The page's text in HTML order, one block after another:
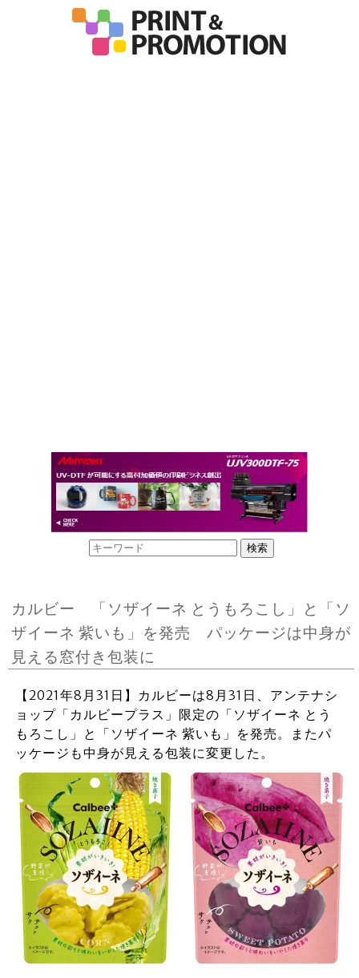
カルビー 「ソザイーネ とうもろこし」と「ソ
ザイーネ 紫いも」を発売 パッケージは中身が
見える窓付き包装に
【2021年8月31日】カルビーは8月31日、アンテナシ
ョップ「カルビープラス」限定の「ソザイーネ とう
もろこし」と「ソザイーネ 紫いも」を発売。またパ
ッケージも中身が見える包装に変更した。